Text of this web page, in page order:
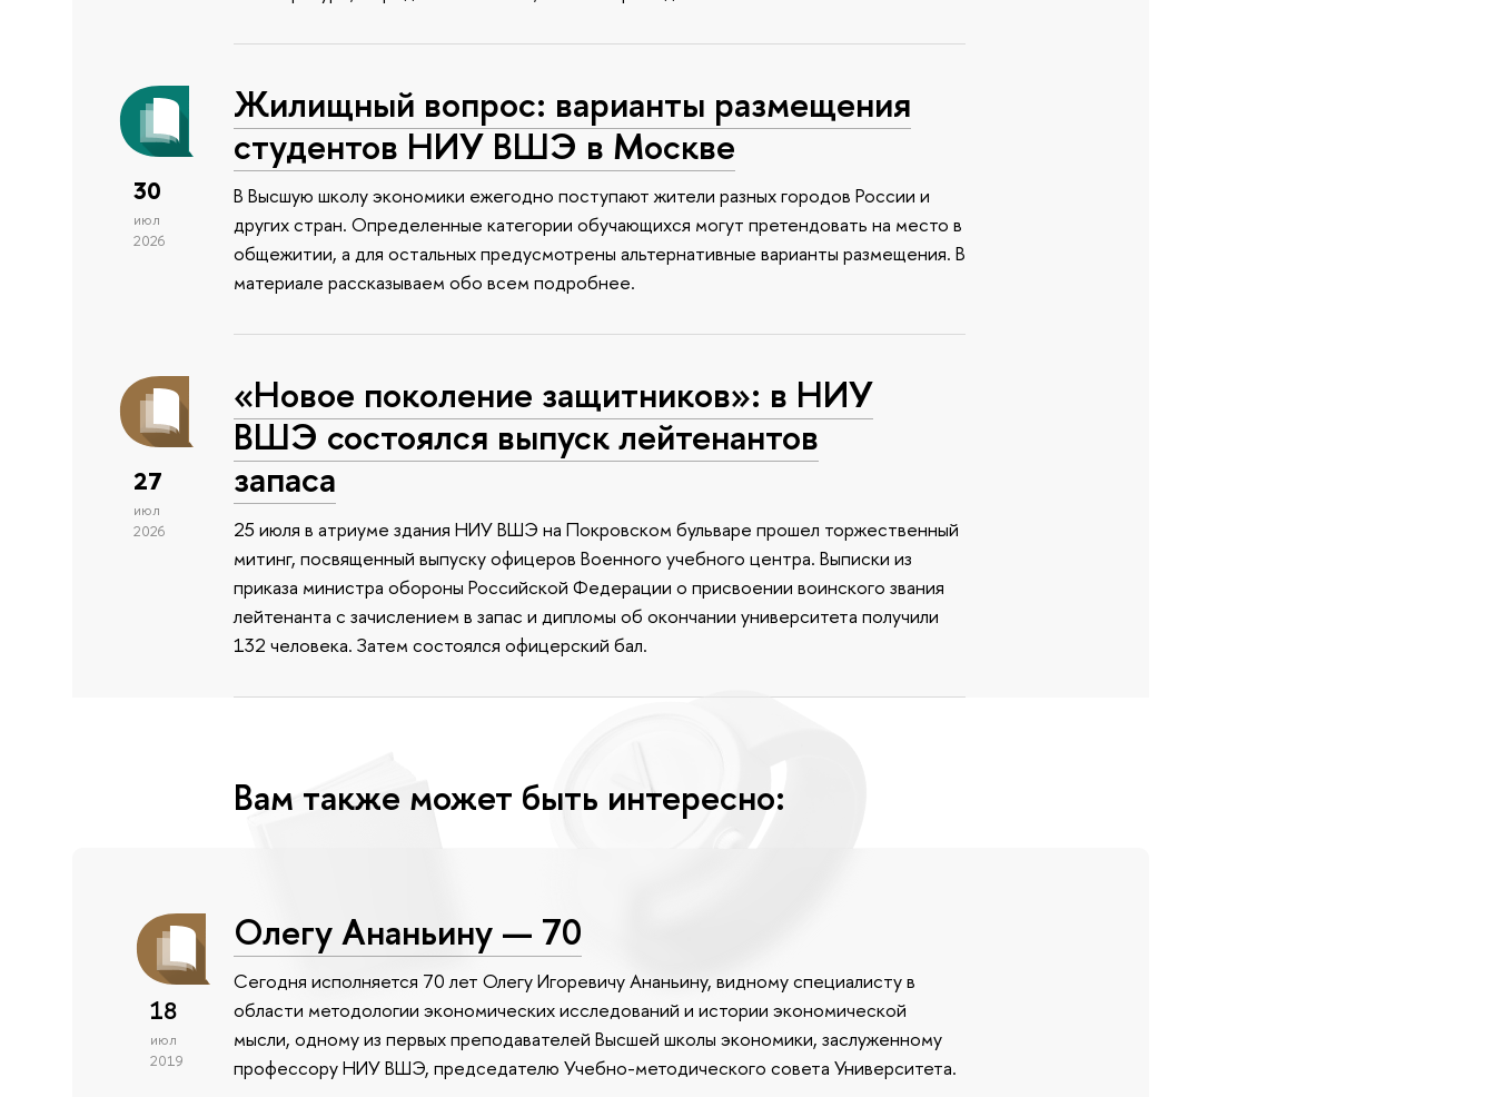
30
июл
2026
Жилищный вопрос: варианты размещения
студентов НИУ ВШЭ в Москве
В Высшую школу экономики ежегодно поступают жители разных городов России и
других стран. Определенные категории обучающихся могут претендовать на место в
общежитии, а для остальных предусмотрены альтернативные варианты размещения. В
материале рассказываем обо всем подробнее.
27
июл
2026
«Новое поколение защитников»: в НИУ
ВШЭ состоялся выпуск лейтенантов
запаса
25 июля в атриуме здания НИУ ВШЭ на Покровском бульваре прошел торжественный
митинг, посвященный выпуску офицеров Военного учебного центра. Выписки из
приказа министра обороны Российской Федерации о присвоении воинского звания
лейтенанта с зачислением в запас и дипломы об окончании университета получили
132 человека. Затем состоялся офицерский бал.
Вам также может быть интересно:
18
июл
2019
Олегу Ананьину — 70
Сегодня исполняется 70 лет Олегу Игоревичу Ананьину, видному специалисту в
области методологии экономических исследований и истории экономической
мысли, одному из первых преподавателей Высшей школы экономики, заслуженному
профессору НИУ ВШЭ, председателю Учебно-методического совета Университета.